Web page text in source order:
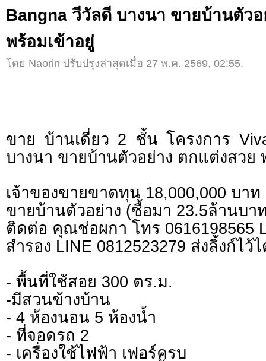
Bangna วีวัลดี บางนา ขายบ้านตัว
พร้อมเข้าอยู่
โดย Naorin ปรับปรุงล่าสุดเมื่อ 27 พ.ค. 2569, 02:55.
ขาย บ้านเดี่ยว 2 ชั้น โครงการ
บางนา ขายบ้านตัวอย่าง ตกแต่งสวย
เจ้าของขายขาดทุน 18,000,000 บาท
ขายบ้านตัวอย่าง (ซื้อมา 23.5ล้านบา
ติดต่อ คุณช่อผกา โทร 0616198565
สำรอง LINE 0812523279 ส่งลิ้งก์ไว้ไ
- พื้นที่ใช้สอย 300 ตร.ม.
-มีสวนข้างบ้าน
- 4 ห้องนอน 5 ห้องน้ำ
- ที่จอดรถ 2
- เครื่องใช้ไฟฟ้า เฟอร์ครบ